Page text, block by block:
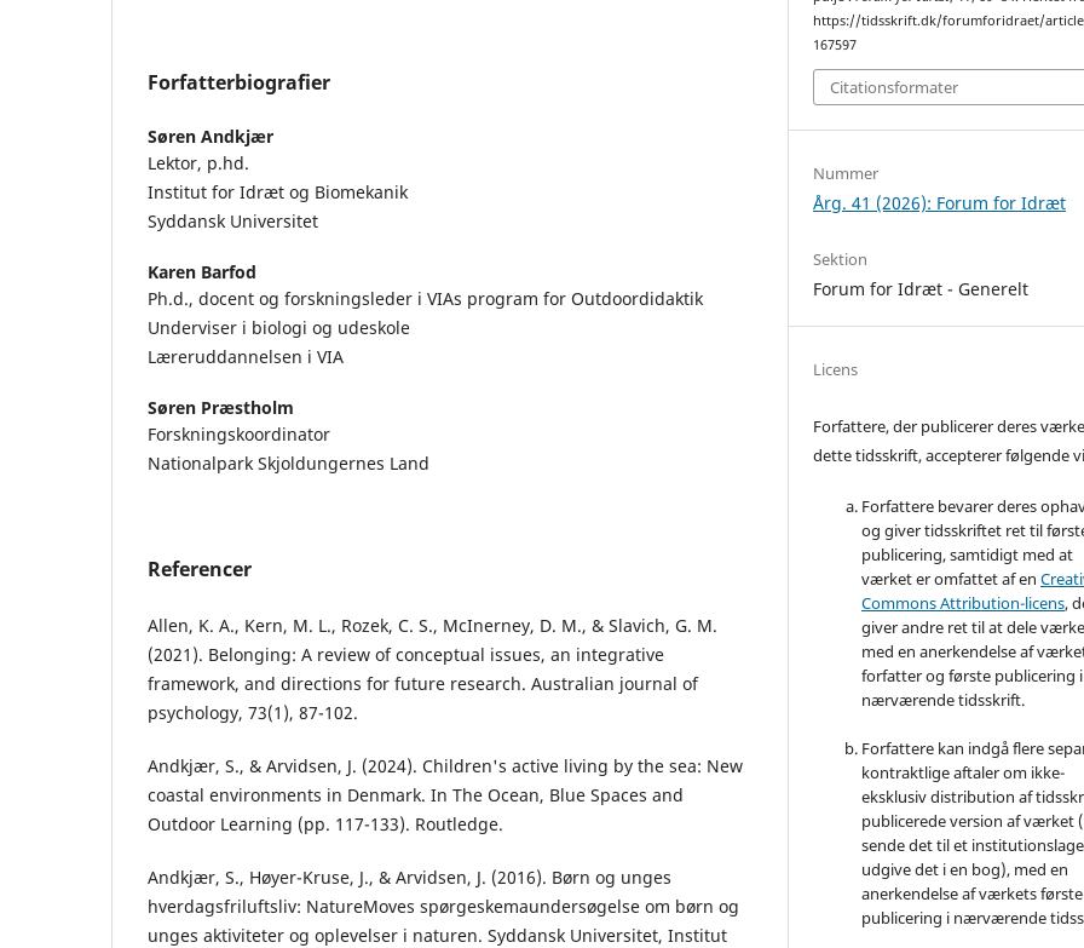
Forfatterbiografier
Søren Andkjær
Lektor, p.hd.
Institut for Idræt og Biomekanik
Syddansk Universitet
Karen Barfod
Ph.d., docent og forskningsleder i VIAs program for Outdoordidaktik
Underviser i biologi og udeskole
Læreruddannelsen i VIA
Søren Præstholm
Forskningskoordinator
Nationalpark Skjoldungernes Land
Referencer
Allen, K. A., Kern, M. L., Rozek, C. S., McInerney, D. M., & Slavich, G. M.
(2021). Belonging: A review of conceptual issues, an integrative
framework, and directions for future research. Australian journal of
psychology, 73(1), 87-102.
Andkjær, S., & Arvidsen, J. (2024). Children's active living by the sea: New
coastal environments in Denmark. In The Ocean, Blue Spaces and
Outdoor Learning (pp. 117-133). Routledge.
Andkjær, S., Høyer-Kruse, J., & Arvidsen, J. (2016). Børn og unges
hverdagsfriluftsliv: NatureMoves spørgeskemaundersøgelse om børn og
unges aktiviteter og oplevelser i naturen. Syddansk Universitet, Institut
https://tidsskrift.dk/forumforidraet/
167597
Citationsformater
Nummer
Årg. 41 (2026): Forum for Idræt
Sektion
Forum for Idræt - Generelt
Licens
Forfattere, der publicerer deres
dette tidsskrift, accepterer følgende
Forfattere bevarer deres
og giver tidsskriftet ret til
publicering, samtidigt med at
værket er omfattet af en
Commons Attribution-licens,
giver andre ret til at dele
med en anerkendelse af
forfatter og første publicering i
nærværende tidsskrift.
Forfattere kan indgå flere
kontraktlige aftaler om ikke-
eksklusiv distribution af
publicerede version af værket
sende det til et
udgive det i en bog), med en
anerkendelse af værkets første
publicering i nærværende